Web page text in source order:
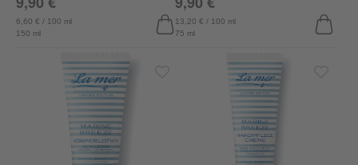
150 ml
6,60 € / 100 ml
75 ml
13,20 € / 100 ml